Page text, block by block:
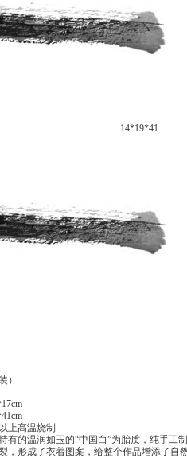
14*19*41
）
上高温烧制
有的温润如玉的“中国白”为胎质，纯手
，形成了衣着图案，给整个作品增添了自